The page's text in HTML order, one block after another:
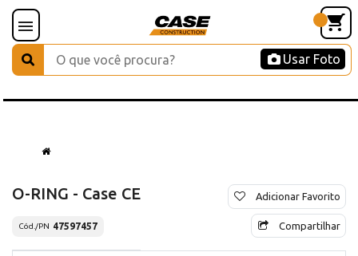
Usar Foto
O-RING - Case CE
Cód./PN 47597457
Adicionar Favorito
Compartilhar